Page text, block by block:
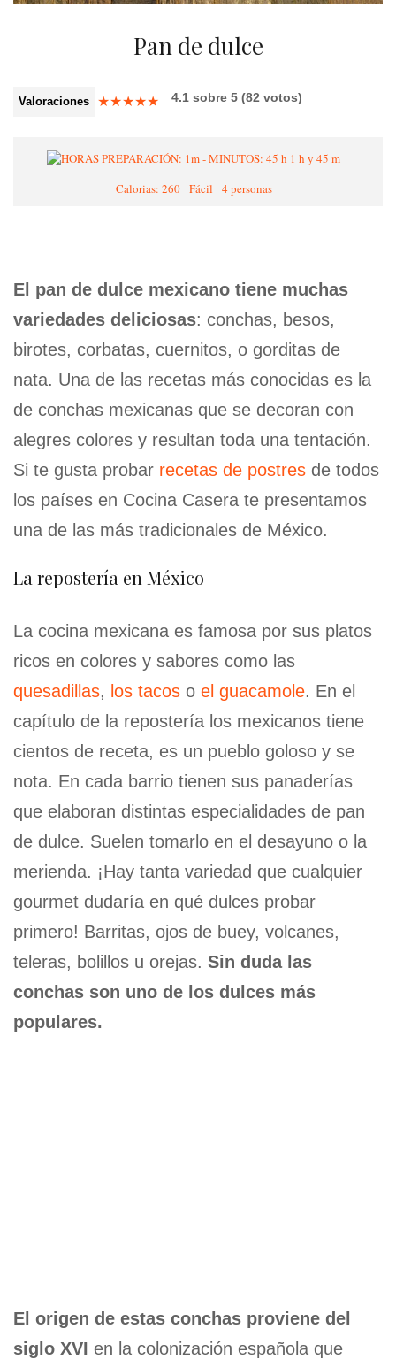
Pan de dulce
Valoraciones ★★★★★ 4.1 sobre 5 (82 votos)
1 h y 45 m
Calorias: 260 Fácil 4 personas
El pan de dulce mexicano tiene muchas
variedades deliciosas: conchas, besos,
birotes, corbatas, cuernitos, o gorditas de
nata. Una de las recetas más conocidas es la
de conchas mexicanas que se decoran con
alegres colores y resultan toda una tentación.
Si te gusta probar recetas de postres de todos
los países en Cocina Casera te presentamos
una de las más tradicionales de México.
La repostería en México
La cocina mexicana es famosa por sus platos
ricos en colores y sabores como las
quesadillas, los tacos o el guacamole. En el
capítulo de la repostería los mexicanos tiene
cientos de receta, es un pueblo goloso y se
nota. En cada barrio tienen sus panaderías
que elaboran distintas especialidades de pan
de dulce. Suelen tomarlo en el desayuno o la
merienda. ¡Hay tanta variedad que cualquier
gourmet dudaría en qué dulces probar
primero! Barritas, ojos de buey, volcanes,
teleras, bolillos u orejas. Sin duda las
conchas son uno de los dulces más
populares.
El origen de estas conchas proviene del
siglo XVI en la colonización española que